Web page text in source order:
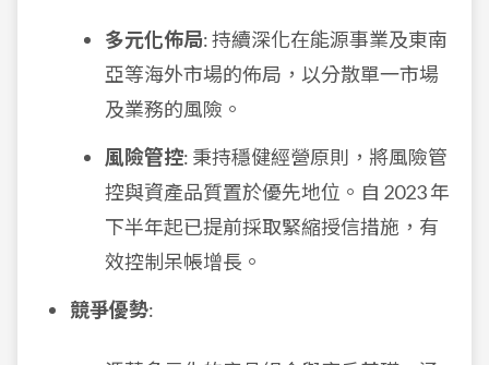
多元化佈局: 持續深化在能源事業及東南
亞等海外市場的佈局，以分散單一市場
及業務的風險。
風險管控: 秉持穩健經營原則，將風險管
控與資產品質置於優先地位。自 2023 年
下半年起已提前採取緊縮授信措施，有
效控制呆帳增長。
競爭優勢: